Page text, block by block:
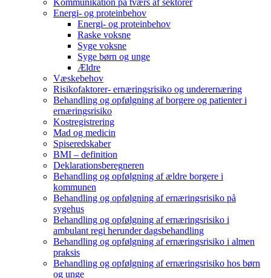
Kommunikation på tværs af sektorer
Energi- og proteinbehov
Energi- og proteinbehov
Raske voksne
Syge voksne
Syge børn og unge
Ældre
Væskebehov
Risikofaktorer- ernæringsrisiko og underernæring
Behandling og opfølgning af borgere og patienter i
ernæringsrisiko
Kostregistrering
Mad og medicin
Spiseredskaber
BMI – definition
Deklarationsberegneren
Behandling og opfølgning af ældre borgere i
kommunen
Behandling og opfølgning af ernæringsrisiko på
sygehus
Behandling og opfølgning af ernæringsrisiko i
ambulant regi herunder dagsbehandling
Behandling og opfølgning af ernæringsrisiko i almen
praksis
Behandling og opfølgning af ernæringsrisiko hos børn
og unge